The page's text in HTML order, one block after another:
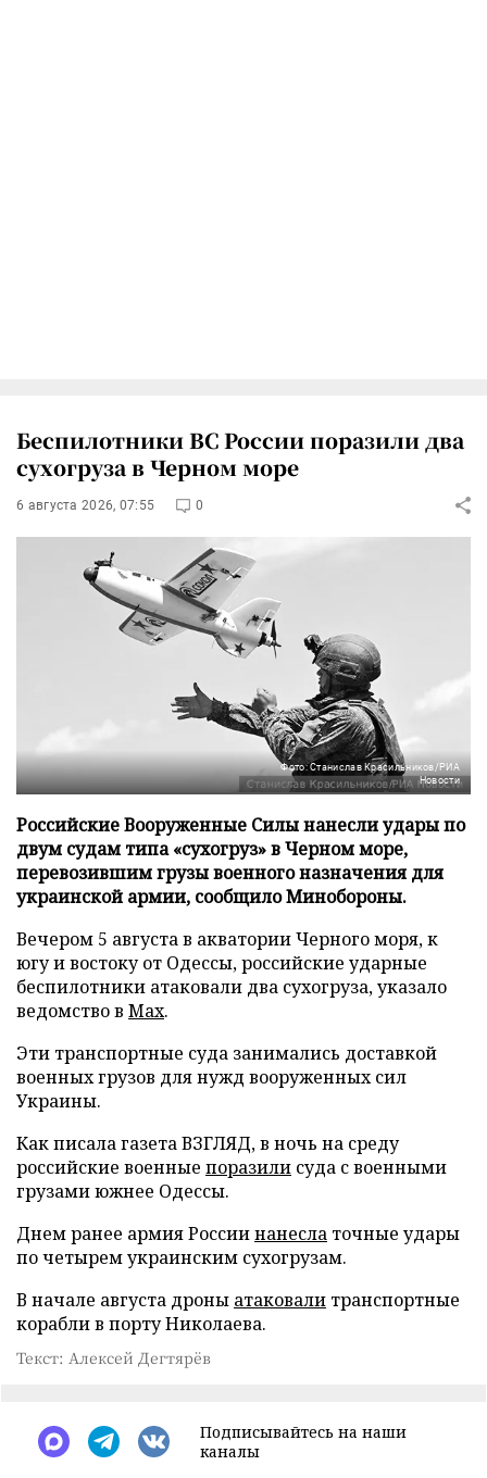
Беспилотники ВС России поразили два
сухогруза в Черном море
6 августа 2026, 07:55 0
Фото: Станислав Красильников/РИА
Новости
Российские Вооруженные Силы нанесли удары по
двум судам типа «сухогруз» в Черном море,
перевозившим грузы военного назначения для
украинской армии, сообщило Минобороны.
Вечером 5 августа в акватории Черного моря, к
югу и востоку от Одессы, российские ударные
беспилотники атаковали два сухогруза, указало
ведомство в Max.
Эти транспортные суда занимались доставкой
военных грузов для нужд вооруженных сил
Украины.
Как писала газета ВЗГЛЯД, в ночь на среду
российские военные поразили суда с военными
грузами южнее Одессы.
Днем ранее армия Россиинанесла точные удары
по четырем украинским сухогрузам.
В начале августа дроны атаковали транспортные
корабли в порту Николаева.
Текст: Алексей Дегтярёв
Подписывайтесь на наши
каналы